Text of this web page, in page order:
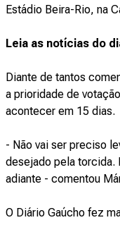
Estádio Beira-Rio, na
Leia as notícias do
Diante de tantos
a prioridade de
acontecer em 15 dias.
- Não vai ser preciso
desejado pela torcida.
adiante - comentou
O Diário Gaúcho fez